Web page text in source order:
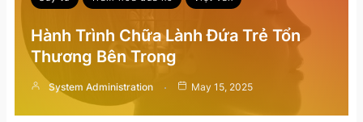
Hành Trình Chữa Lành Đứa Trẻ Tổn
Thương Bên Trong
System Administration May 15, 2025